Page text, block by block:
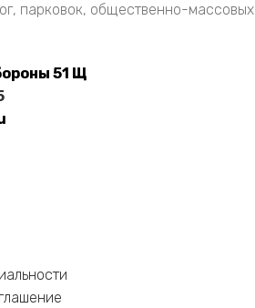
парковок, общественно-массовых
51 Щ